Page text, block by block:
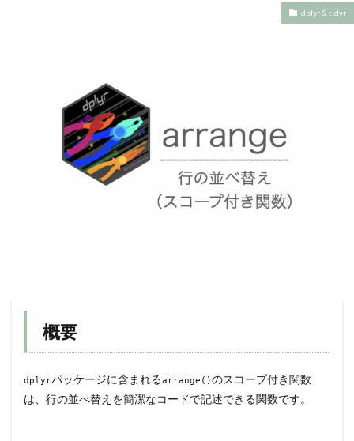
dplyr & tidyr
概要
dplyrパッケージに含まれるarrange()のスコープ付き関数
は、行の並べ替えを簡潔なコードで記述できる関数です。